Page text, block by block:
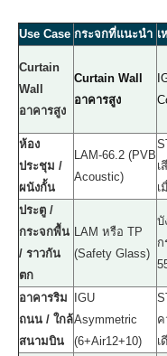
Use Case กระจกที่แนะนำ เ
Curtain
Wall
อาคารสูง
Curtain Wall
อาคารสูง
ห้อง
ประชุม /
ผนังกั้น
LAM-66.2 (PVB
Acoustic)
เ
เ
ประตู /
กระจกพื้น
/ ราวกัน
ตก
LAM หรือ TP
(Safety Glass)
บั
ก
อาคารริม
ถนน / ใกล้
สนามบิน
IGU
Asymmetric
(6+Air12+10)
เ